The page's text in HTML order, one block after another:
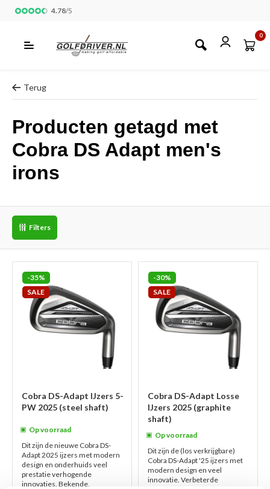
4.78/5
0
Terug
Producten getagd met
Cobra DS Adapt men's
irons
Filters
-35%
SALE
Cobra DS-Adapt IJzers 5-
PW 2025 (steel shaft)
Op voorraad
Dit zijn de nieuwe Cobra DS-
Adapt 2025 ijzers met modern
design en onderhuids veel
prestatie verhogende
innovaties. Bekende,
-30%
SALE
Cobra DS-Adapt Losse
IJzers 2025 (graphite
shaft)
Op voorraad
Dit zijn de (los verkrijgbare)
Cobra DS-Adapt '25 ijzers met
modern design en veel
innovatie. Verbeterde